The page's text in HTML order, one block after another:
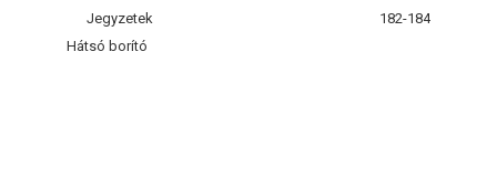
Jegyzetek
182-184
Hátsó borító